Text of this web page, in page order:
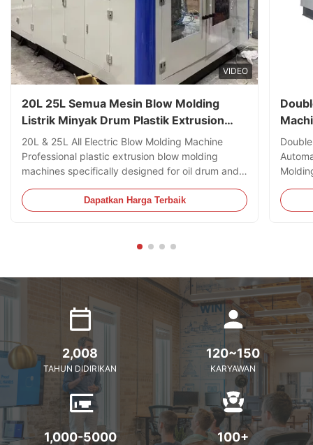
VIDEO
20L 25L Semua Mesin Blow Molding
Listrik Minyak Drum Plastik Extrusion
Blow Molding Machine
20L & 25L All Electric Blow Molding Machine
Professional plastic extrusion blow molding
machines specifically designed for oil drum and
HDPE and PC materials. Technical Specifications
Specification Value Voltage 380V Clamping Force
Dapatkan Harga Terbaik
2,008
TAHUN DIDIRIKAN
120~150
KARYAWAN
1,000-5000 100+